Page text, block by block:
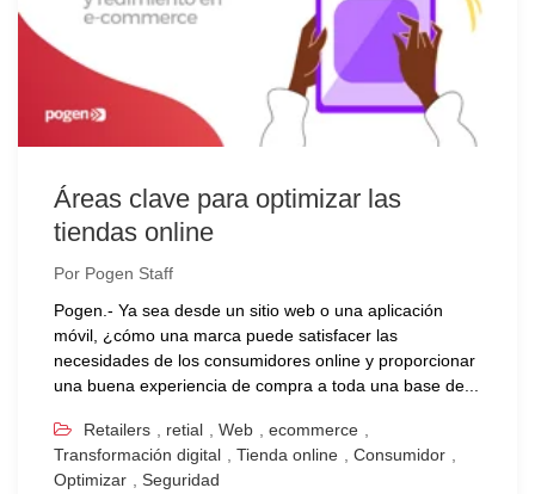
Áreas clave para optimizar las
tiendas online
Por Pogen Staff
Pogen.- Ya sea desde un sitio web o una aplicación
móvil, ¿cómo una marca puede satisfacer las
necesidades de los consumidores online y proporcionar
una buena experiencia de compra a toda una base de...
Retailers retial Web ecommerce
Transformación digital
Tienda online Consumidor
Optimizar
Seguridad